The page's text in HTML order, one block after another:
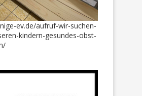
ev.de/aufruf-wir-suchen-
kindern-gesundes-obst-